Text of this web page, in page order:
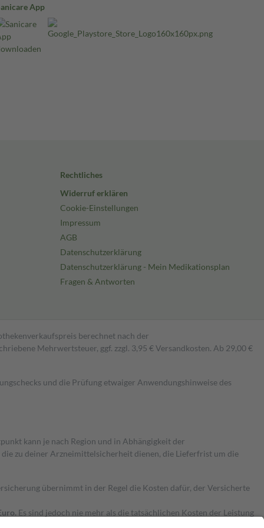
App
Rechtliches
Widerruf erklären
Cookie-Einstellungen
Impressum
AGB
Datenschutzerklärung
Datenschutzerklärung - Mein Medikationsplan
Fragen & Antworten
berechnet nach der
Mehrwertsteuer, ggf. zzgl. 3,95 € Versandkosten. Ab 29,00 €
und die Prüfung etwaiger Anwendungshinweise des
kann je nach Region und in Abhängigkeit der
zu deiner Arzneimittelsicherheit dienen, die Lieferfrist um die
übernimmt in der Regel die Kosten dafür, der Versicherte
Es sind jedoch nie mehr als die tatsächlichen Kosten der Leistung